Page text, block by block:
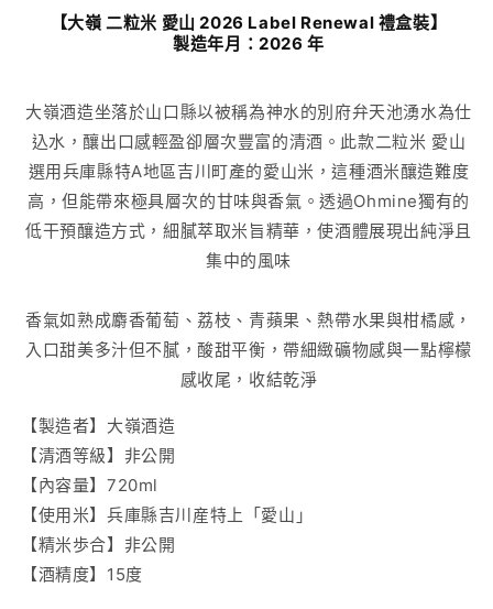
量
量
【大嶺 二粒米 愛山 2026 Label Renewal 禮盒裝】
製造年月：2026 年
大嶺酒造坐落於山口縣以被稱為神水的別府弁天池湧水為仕
込水，釀出口感輕盈卻層次豐富的清酒。此款二粒米 愛山
選用兵庫縣特A地區吉川町產的愛山米，這種酒米釀造難度
高，但能帶來極具層次的甘味與香氣。透過Ohmine獨有的
低干預釀造方式，細膩萃取米旨精華，使酒體展現出純淨且
集中的風味
香氣如熟成麝香葡萄、荔枝、青蘋果、熱帶水果與柑橘感，
入口甜美多汁但不膩，酸甜平衡，帶細緻礦物感與一點檸檬
感收尾，收結乾淨
【製造者】大嶺酒造
【清酒等級】非公開
【內容量】720ml
【使用米】兵庫縣吉川産特上「愛山」
【精米歩合】非公開
【酒精度】15度